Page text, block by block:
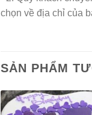
chọn về địa chỉ của
SẢN PHẨM